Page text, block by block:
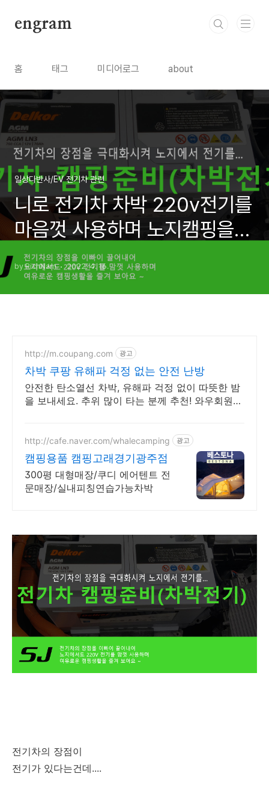
engram
홈 태그 미디어로그 about
일상다반사/EV 전기차 관련
니로 전기차 차박 220v전기를
마음껏 사용하며 노지캠핑을
즐겨보자
by RichNam 2022. 4. 16.
http://m.coupang.com 광고
차박 쿠팡 유해파 걱정 없는 안전 난방
안전한 탄소열선 차박, 유해파 걱정 없이 따뜻한 밤
을 보내세요. 추위 많이 타는 분께 추천! 와우회원이
http://cafe.naver.com/whalecamping 광고
캠핑용품 캠핑고래경기광주점
300평 대형매장/쿠디 에어텐트 전
문매장/실내피칭연습가능차박
전기차의 장점이
전기가 있다는건데....